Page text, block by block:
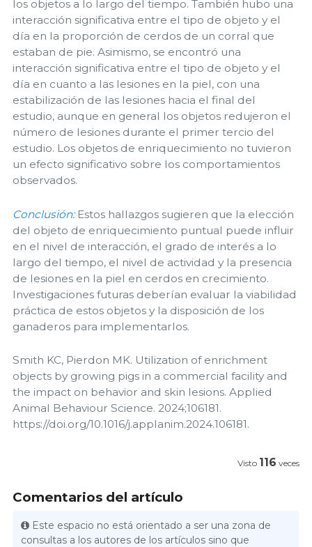
los objetos a lo largo del tiempo. También hubo una
interacción significativa entre el tipo de objeto y el
día en la proporción de cerdos de un corral que
estaban de pie. Asimismo, se encontró una
interacción significativa entre el tipo de objeto y el
día en cuanto a las lesiones en la piel, con una
estabilización de las lesiones hacia el final del
estudio, aunque en general los objetos redujeron el
número de lesiones durante el primer tercio del
estudio. Los objetos de enriquecimiento no tuvieron
un efecto significativo sobre los comportamientos
observados.
Conclusión: Estos hallazgos sugieren que la elección
del objeto de enriquecimiento puntual puede influir
en el nivel de interacción, el grado de interés a lo
largo del tiempo, el nivel de actividad y la presencia
de lesiones en la piel en cerdos en crecimiento.
Investigaciones futuras deberían evaluar la viabilidad
práctica de estos objetos y la disposición de los
ganaderos para implementarlos.
Smith KC, Pierdon MK. Utilization of enrichment
objects by growing pigs in a commercial facility and
the impact on behavior and skin lesions. Applied
Animal Behaviour Science. 2024;106181.
https://doi.org/10.1016/j.applanim.2024.106181.
Visto 116 veces
Comentarios del artículo
Este espacio no está orientado a ser una zona de
consultas a los autores de los artículos sino que